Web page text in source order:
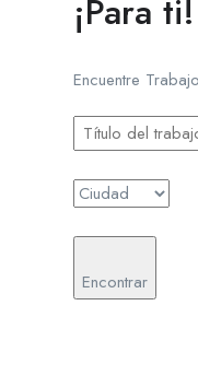
¡Para ti!
Encuentre
Encontrar